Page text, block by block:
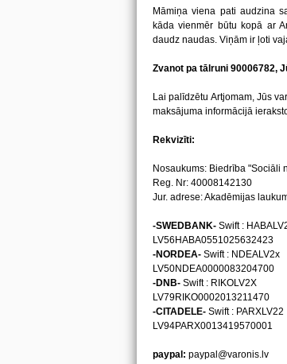
Māmiņa viena pati audzina
kāda vienmēr būtu kopā ar
daudz naudas. Viņām ir ļoti
Zvanot pa tālruni 90006782,
Lai palīdzētu Artjomam, Jūs
maksājuma informācijā
Rekvizīti:
Nosaukums: Biedrība "Sociāli
Reg. Nr: 40008142130
Jur. adrese: Akadēmijas
-SWEDBANK- Swift :
LV56HABA0551025632423
-NORDEA- Swift : NDEALV2x
LV50NDEA0000083204700
-DNB- Swift : RIKOLV2X
LV79RIKO0002013211470
-CITADELE- Swift : PARXLV22
LV94PARX0013419570001
paypal: paypal@varonis.lv